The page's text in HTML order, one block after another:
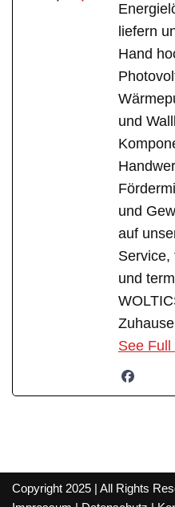
liefern
Hand
und
und
auf
Service,
und
See Full
Copyright 2025 | All Rights